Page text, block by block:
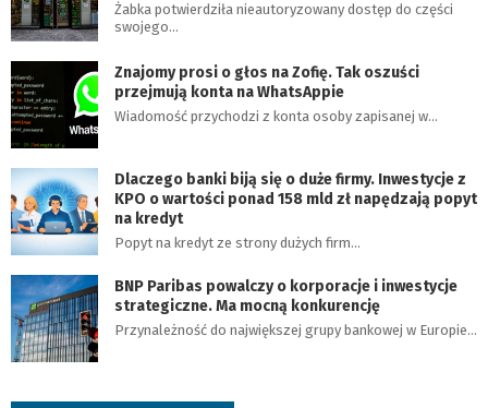
Żabka potwierdziła nieautoryzowany dostęp do części
swojego…
Znajomy prosi o głos na Zofię. Tak oszuści
przejmują konta na WhatsAppie
Wiadomość przychodzi z konta osoby zapisanej w…
Dlaczego banki biją się o duże firmy. Inwestycje z
KPO o wartości ponad 158 mld zł napędzają popyt
na kredyt
Popyt na kredyt ze strony dużych firm…
BNP Paribas powalczy o korporacje i inwestycje
strategiczne. Ma mocną konkurencję
Przynależność do największej grupy bankowej w Europie…